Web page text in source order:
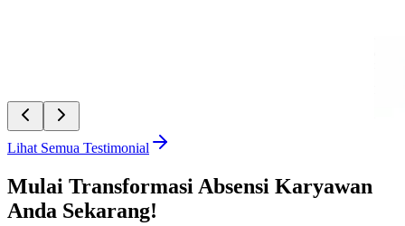
Lihat Semua Testimonial
Mulai Transformasi Absensi Karyawan
Anda Sekarang!